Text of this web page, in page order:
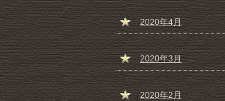
2020年4月
2020年3月
2020年2月